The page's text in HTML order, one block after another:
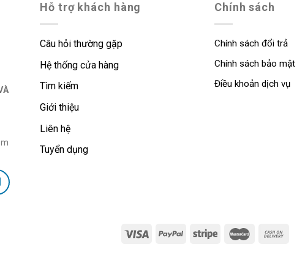
Hỗ trợ khách hàng
Câu hỏi thường gặp
Hệ thống cửa hàng
Tìm kiếm
Giới thiệu
Liên hệ
Tuyển dụng
Chính sách
Chính sách đổi trả
Chính sách bảo mật
Điều khoản dịch vụ